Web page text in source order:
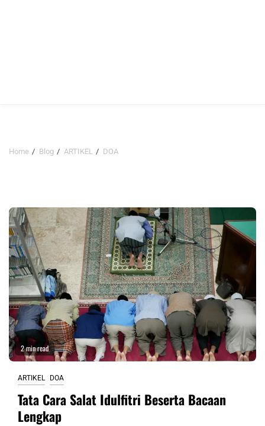
Home Blog ARTIKEL DOA
2 min read
ARTIKEL DOA
Tata Cara Salat Idulfitri Beserta Bacaan
Lengkap